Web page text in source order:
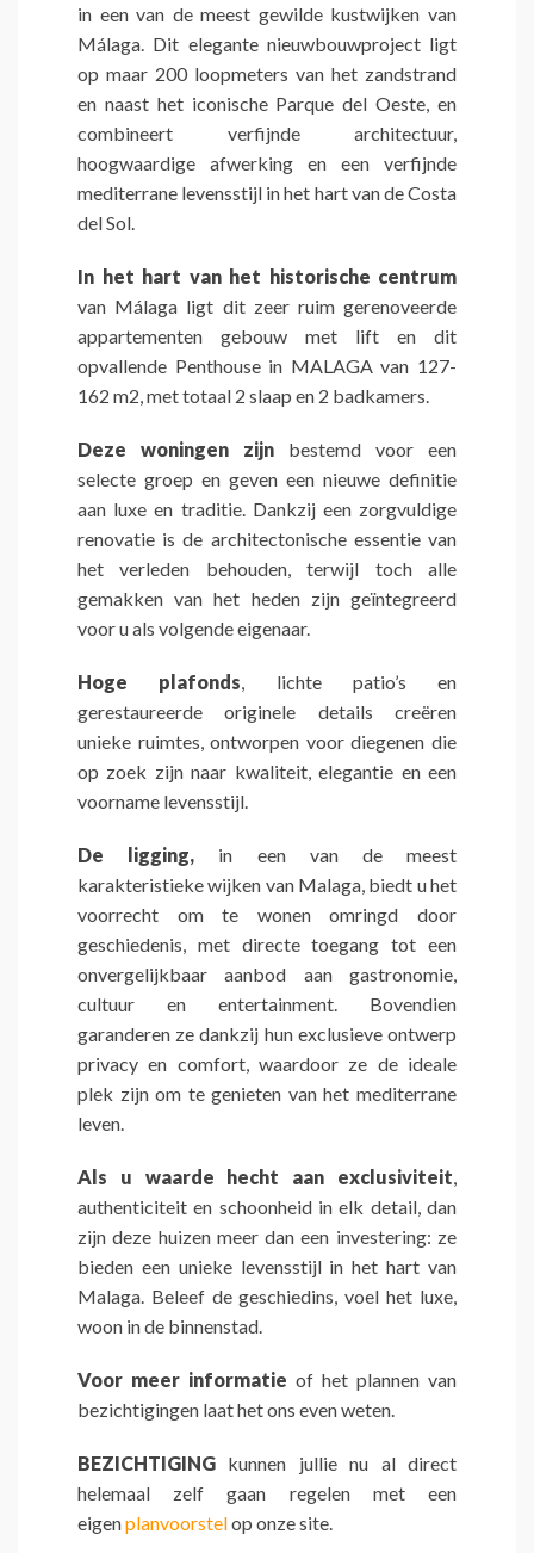
in een van de meest gewilde kustwijken van
Málaga. Dit elegante nieuwbouwproject ligt
op maar 200 loopmeters van het zandstrand
en naast het iconische Parque del Oeste, en
combineert verfijnde architectuur,
hoogwaardige afwerking en een verfijnde
mediterrane levensstijl in het hart van de Costa
del Sol.
In het hart van het historische centrum
van Málaga ligt dit zeer ruim gerenoveerde
appartementen gebouw met lift en dit
opvallende Penthouse in MALAGA van 127-
162 m2, met totaal 2 slaap en 2 badkamers.
Deze woningen zijn bestemd voor een
selecte groep en geven een nieuwe definitie
aan luxe en traditie. Dankzij een zorgvuldige
renovatie is de architectonische essentie van
het verleden behouden, terwijl toch alle
gemakken van het heden zijn geïntegreerd
voor u als volgende eigenaar.
Hoge plafonds, lichte patio’s en
gerestaureerde originele details creëren
unieke ruimtes, ontworpen voor diegenen die
op zoek zijn naar kwaliteit, elegantie en een
voorname levensstijl.
De ligging, in een van de meest
karakteristieke wijken van Malaga, biedt u het
voorrecht om te wonen omringd door
geschiedenis, met directe toegang tot een
onvergelijkbaar aanbod aan gastronomie,
cultuur en entertainment. Bovendien
garanderen ze dankzij hun exclusieve ontwerp
privacy en comfort, waardoor ze de ideale
plek zijn om te genieten van het mediterrane
leven.
Als u waarde hecht aan exclusiviteit,
authenticiteit en schoonheid in elk detail, dan
zijn deze huizen meer dan een investering: ze
bieden een unieke levensstijl in het hart van
Malaga. Beleef de geschiedins, voel het luxe,
woon in de binnenstad.
Voor meer informatie of het plannen van
bezichtigingen laat het ons even weten.
BEZICHTIGING kunnen jullie nu al direct
helemaal zelf gaan regelen met een
eigenplanvoorstelop onze site.